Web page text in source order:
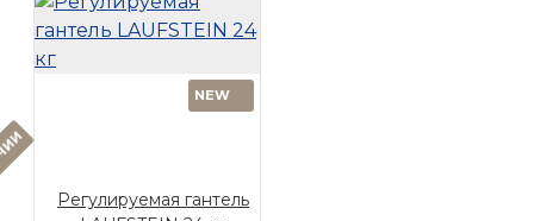
NEW
Регулируемая гантель